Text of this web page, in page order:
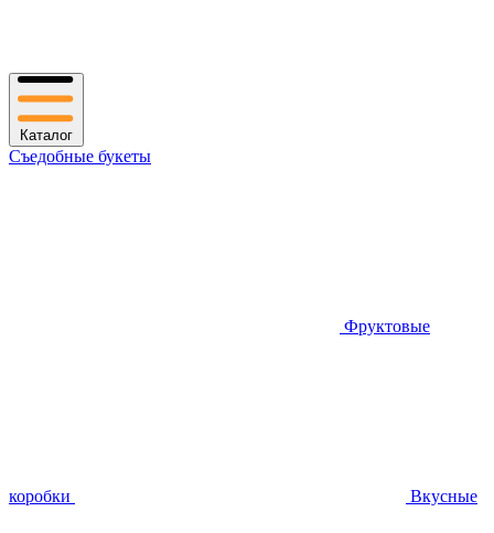
Каталог
Съедобные букеты
Фруктовые
коробки Вкусные